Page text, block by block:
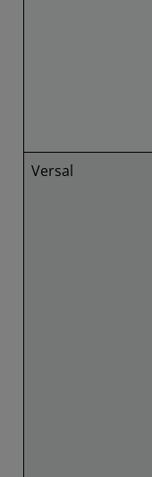
Versal